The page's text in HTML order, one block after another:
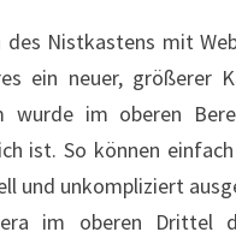
des Nistkastens mit
ein neuer, größerer
wurde im oberen
ist. So können
und unkompliziert
im oberen Drittel